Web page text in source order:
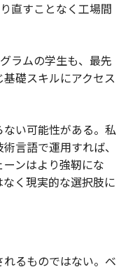
直すことなく工場間
ラムの学生も、最先
礎スキルにアクセス
い可能性がある。私
言語で運用すれば、
ンはより強靭にな
く現実的な選択肢に
るものではない。ベ